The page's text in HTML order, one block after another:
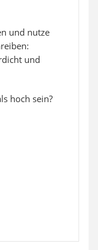
und nutze
und
hoch sein?